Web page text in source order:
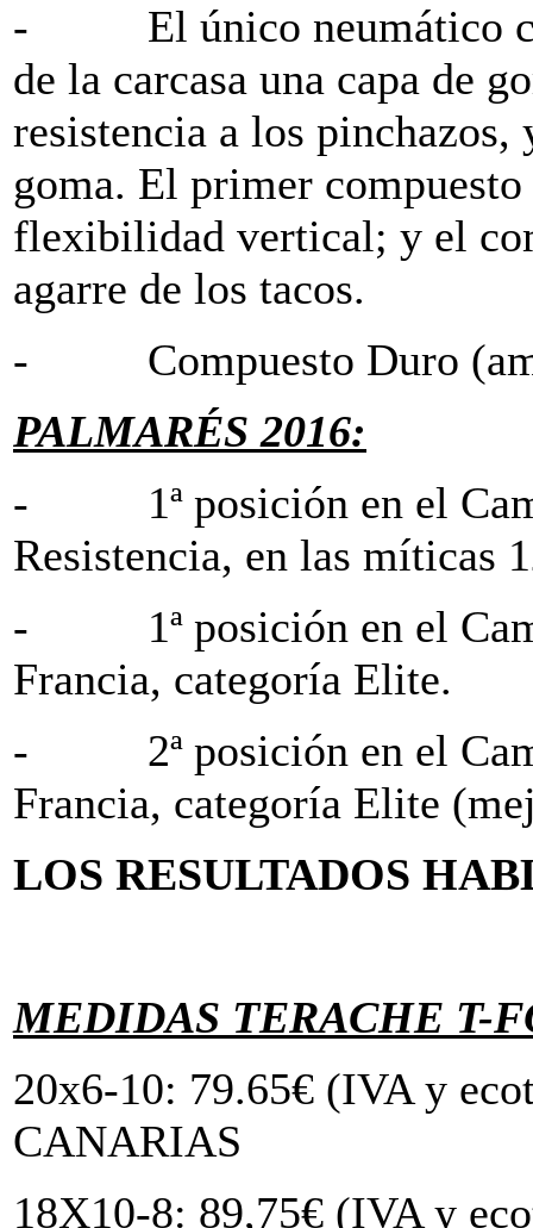
- El único neumático
de la carcasa una capa de
resistencia a los
goma. El primer
flexibilidad vertical; y el
agarre de los tacos.
- Compuesto Duro
PALMARÉS 2016:
- 1ª posición en el
Resistencia, en las míticas
- 1ª posición en el
Francia, categoría Elite.
- 2ª posición en el
Francia, categoría Elite
LOS RESULTADOS
MEDIDAS TERACHE T-
20x6-10: 79.65€ (IVA y
CANARIAS
18X10-8: 89,75€ (IVA y